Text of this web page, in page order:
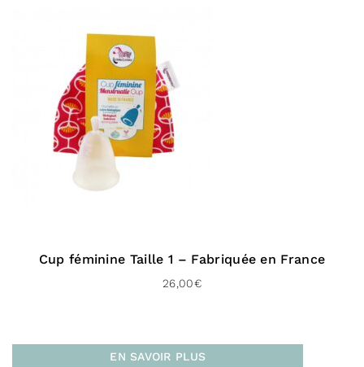
À domicile (Delivengo – 3 à 5 jours)
Livraison gratuite dès 100 € d’achat
Cup féminine Taille 1 – Fabriquée en France
26,00€
EN SAVOIR PLUS